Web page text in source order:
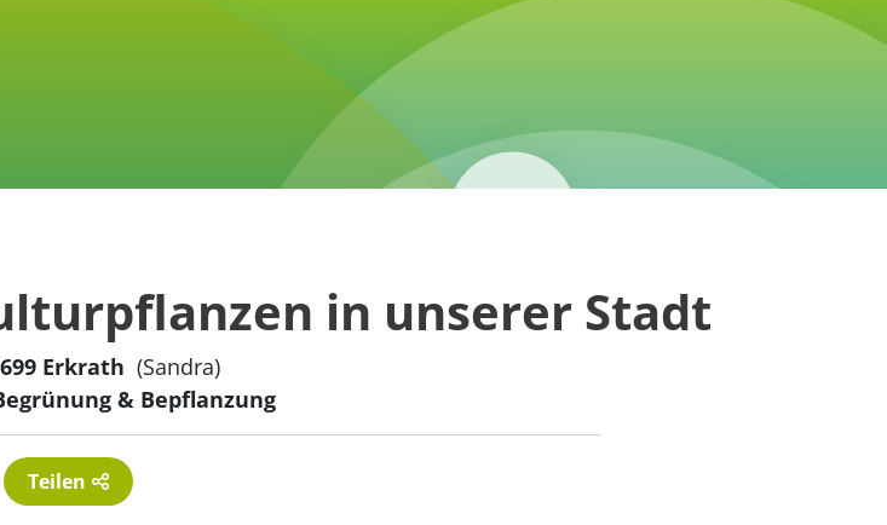
in unserer Stadt
Erkrath (Sandra)
& Bepflanzung
Teilen